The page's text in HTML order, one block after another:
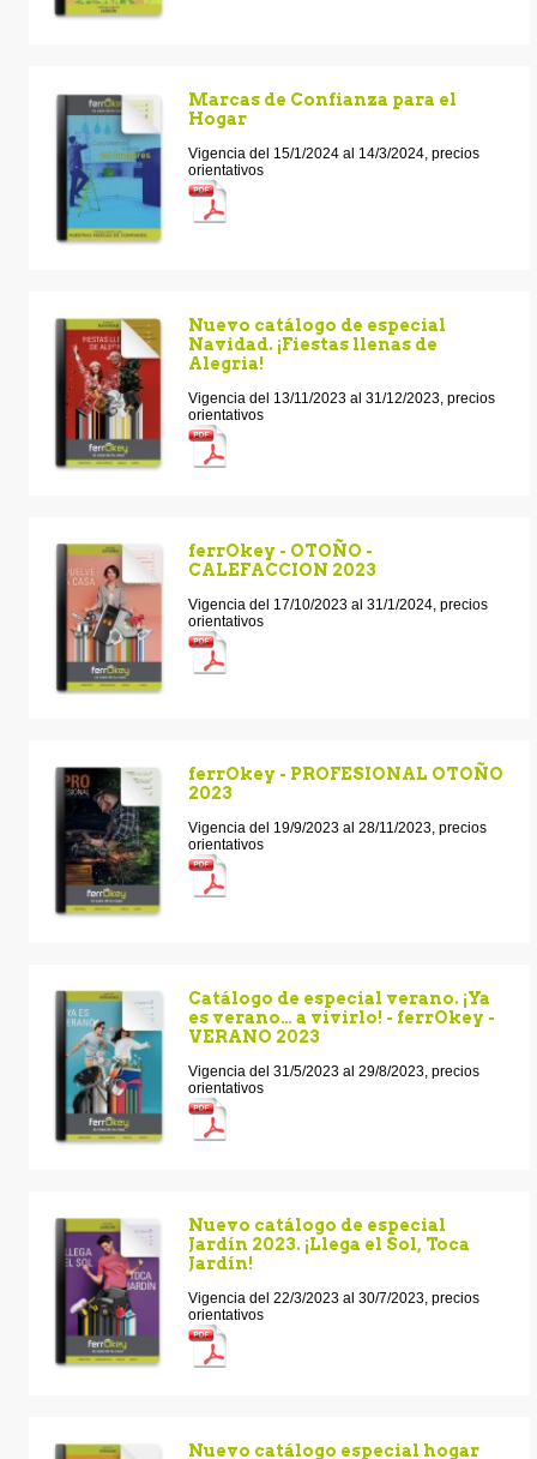
Marcas de Confianza para el
Hogar
Vigencia del 15/1/2024 al 14/3/2024, precios
orientativos
Nuevo catálogo de especial
Navidad. ¡Fiestas llenas de
Alegria!
Vigencia del 13/11/2023 al 31/12/2023, precios
orientativos
ferrOkey - OTOÑO -
CALEFACCION 2023
Vigencia del 17/10/2023 al 31/1/2024, precios
orientativos
ferrOkey - PROFESIONAL OTOÑO
2023
Vigencia del 19/9/2023 al 28/11/2023, precios
orientativos
Catálogo de especial verano. ¡Ya
es verano… a vivirlo! - ferrOkey -
VERANO 2023
Vigencia del 31/5/2023 al 29/8/2023, precios
orientativos
Nuevo catálogo de especial
Jardín 2023. ¡Llega el Sol, Toca
Jardín!
Vigencia del 22/3/2023 al 30/7/2023, precios
orientativos
Nuevo catálogo especial hogar